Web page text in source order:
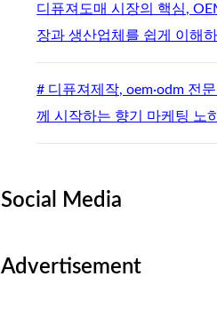
디퓨져도매 시장의 핵심,
장과 생산업체를 쉽게 이해하
# 디퓨져제작, oem·odm 전
께 시작하는 향기 마케팅 노
Social Media
Advertisement